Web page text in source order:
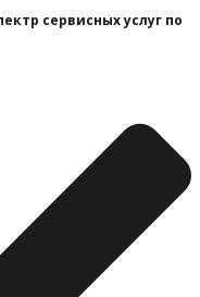
сервисных услуг по